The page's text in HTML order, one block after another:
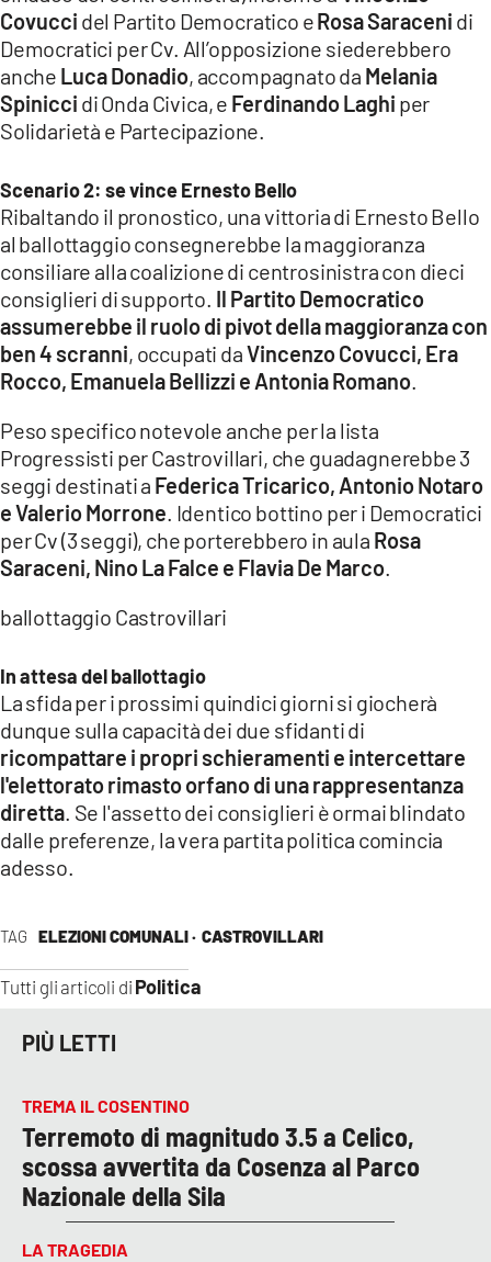
TAG ELEZIONI COMUNALI · CASTROVILLARI
Tutti gli articoli di Politica
Covucci del Partito Democratico eRosa Saraceni di
Democratici per Cv. All’opposizione siederebbero
anche Luca Donadio, accompagnato da Melania
Spinicci di Onda Civica, e Ferdinando Laghi per
Solidarietà e Partecipazione.
Scenario 2: se vince Ernesto Bello
Ribaltando il pronostico, una vittoria di Ernesto Bello
al ballottaggio consegnerebbe la maggioranza
consiliare alla coalizione di centrosinistra con dieci
consiglieri di supporto. Il Partito Democratico
assumerebbe il ruolo di pivot della maggioranza con
ben 4 scranni, occupati daVincenzo Covucci, Era
Rocco, Emanuela Bellizzi e Antonia Romano
Peso specifico notevole anche per la lista
Progressisti per Castrovillari, che guadagnerebbe 3
seggi destinati a Federica Tricarico, Antonio Notaro
e Valerio Morrone . Identico bottino per i Democratici
per Cv (3 seggi), che porterebbero in aula Rosa
Saraceni, Nino La Falce e Flavia De Marco
ballottaggio Castrovillari
In attesa del ballottagio
La sfida per i prossimi quindici giorni si giocherà
dunque sulla capacità dei due sfidanti di
ricompattare i propri schieramenti e intercettare
l'elettorato rimasto orfano di una rappresentanza
diretta . Se l'assetto dei consiglieri è ormai blindato
dalle preferenze, la vera partita politica comincia
adesso.
PIÙ LETTI
TREMA IL COSENTINO
Terremoto di magnitudo 3.5 a Celico,
scossa avvertita da Cosenza al Parco
Nazionale della Sila
LA TRAGEDIA